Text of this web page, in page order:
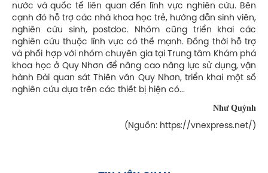
nước và quốc tế liên quan đến lĩnh vực nghiên cứu. Bên
cạnh đó hỗ trợ các nhà khoa học trẻ, hướng dẫn sinh viên,
nghiên cứu sinh, postdoc. Nhóm cũng triển khai các
nghiên cứu thuộc lĩnh vực có thế mạnh. Đồng thời hỗ trợ
và phối hợp với nhóm chuyên gia tại Trung tâm Khám phá
khoa học ở Quy Nhơn để nâng cao năng lực sử dụng, vận
hành Đài quan sát Thiên văn Quy Nhơn, triển khai một số
nghiên cứu dựa trên các thiết bị hiện có...
Như Quỳnh
(Nguồn: https://vnexpress.net/)